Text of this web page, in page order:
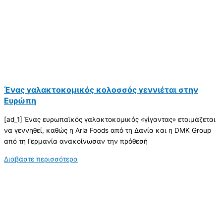
Ένας γαλακτοκομικός κολοσσός γεννιέται στην
Ευρώπη
[ad_1] Ένας ευρωπαϊκός γαλακτοκομικός «γίγαντας» ετοιμάζεται
να γεννηθεί, καθώς η Arla Foods από τη Δανία και η DMK Group
από τη Γερμανία ανακοίνωσαν την πρόθεσή
Διαβάστε περισσότερα